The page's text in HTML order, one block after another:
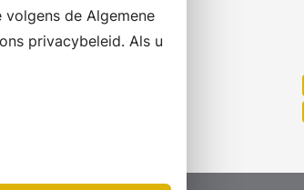
de Algemene
privacybeleid. Als u
ook op social media.